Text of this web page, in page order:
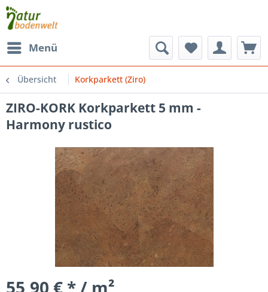
Menü
Übersicht Korkparkett (Ziro)
ZIRO-KORK Korkparkett 5 mm -
Harmony rustico
55,90 € * / m²